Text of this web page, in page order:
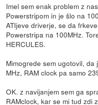
Imel sem enak problem z
Powerstripom in je šlo na
ATIjeve driverje, se da
Powerstripa na 100MHz.
HERCULES.
Mimogrede sem ugotovil,
MHz, RAM clock pa samo
OK. z navijanjem sem ga
RAMclock, kar se mi tud zdi